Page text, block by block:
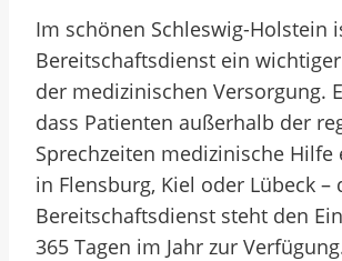
Im schönen Schleswig-Holstein
Bereitschaftsdienst ein
der medizinischen Versorgung.
dass Patienten außerhalb der
Sprechzeiten medizinische Hilfe
in Flensburg, Kiel oder Lübeck –
Bereitschaftsdienst steht den
365 Tagen im Jahr zur